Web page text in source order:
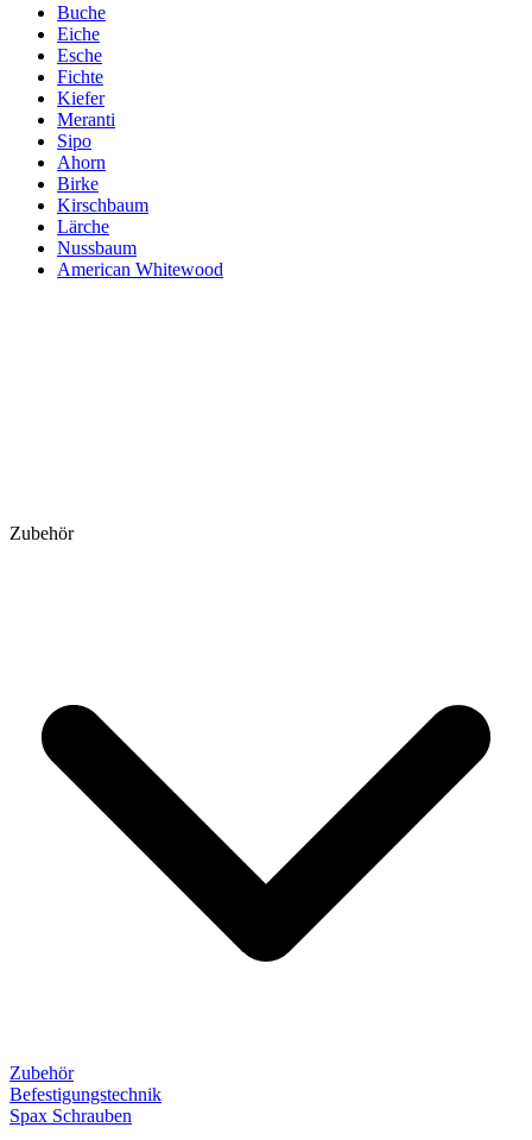
Buche
Eiche
Esche
Fichte
Kiefer
Meranti
Sipo
Ahorn
Birke
Kirschbaum
Lärche
Nussbaum
American Whitewood
Zubehör
Zubehör
Befestigungstechnik
Spax Schrauben